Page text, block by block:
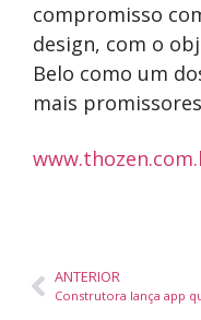
compromisso
design, com o
Belo como um
mais
ANTERIOR